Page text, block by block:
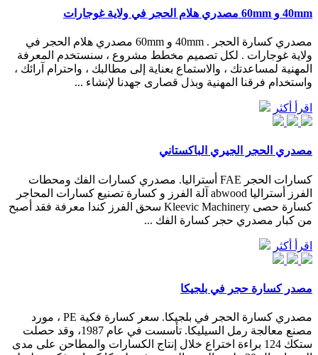
40mm و 60mm مصدري هلام الحجر في ولاية غوجارات
مصدري كسارة الحجر . 40mm و 60mm مصدري هلام الحجر في
ولاية غوجارات . لكل تصميم مخطط مشروع ، سنستخدم المعرفة
المهنية لمساعدتك ، والاستماع بعناية إلى مطالبك ، واحترام آرائك ،
واستخدام فرقنا المهنية وبذل قصارى جهدنا لإنشاء ...
اقرأ أكثر
مصدري الحجر الجيري الباكستاني
كسارات الحجر FAE أستراليا. مصدري كسارات الفك ومحطات
الفرز أستراليا abwood آلة الفرز و كسارة تصنيع كسارات المحاجر
كسارة حصى Kleevic Machinery سحق الفرز كندا معرفة فقد أصبح
من كبار مصدري حجر كسارة الفك ...
اقرأ أكثر
مصدر كسارة حجر في بلجيكا
مصدري كسارة الحجر في بلجيكا. سعر كسارة فكية PE ، مورد
مصنع معالجة رمل السيليكا. تأسست في عام 1987، وقد حصلت
ستكك 124 براءة اختراع خلال إنتاج الكسارات والمطاحن على مدى